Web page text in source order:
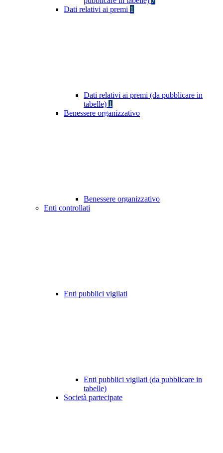
Dati relativi ai premi 1
Dati relativi ai premi (da pubblicare in
tabelle) 1
Benessere organizzativo
Benessere organizzativo
Enti controllati
Enti pubblici vigilati
Enti pubblici vigilati (da pubblicare in
tabelle)
Società partecipate